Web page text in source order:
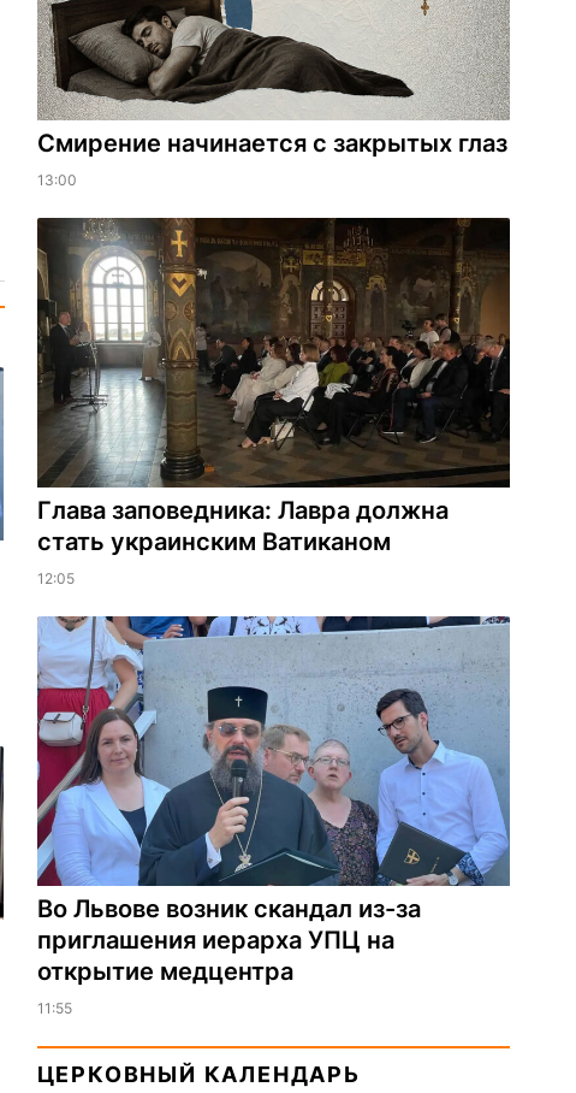
Смирение начинается с закрытых глаз
13:00
Глава заповедника: Лавра должна
стать украинским Ватиканом
12:05
Во Львове возник скандал из-за
приглашения иерарха УПЦ на
открытие медцентра
11:55
ЦЕРКОВНЫЙ КАЛЕНДАРЬ